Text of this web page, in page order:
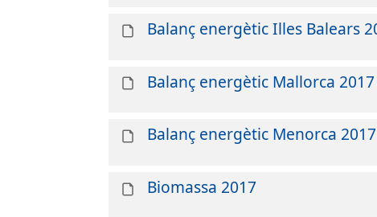
Balanç energètic Illes Balears
Balanç energètic Mallorca 2017
Balanç energètic Menorca 2017
Biomassa 2017